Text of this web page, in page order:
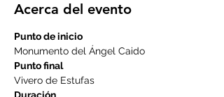
Acerca del evento
Punto de inicio
Monumento del Ángel Caido
Punto final
Vivero de Estufas